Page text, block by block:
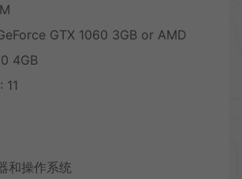
GTX 1060 3GB or AMD
4GB
11
和操作系统